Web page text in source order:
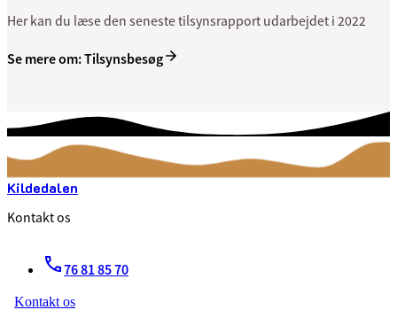
Her kan du læse den seneste tilsynsrapport udarbejdet i 2022
Se mere om: Tilsynsbesøg
Kildedalen
Kontakt os
76 81 85 70
Kontakt os